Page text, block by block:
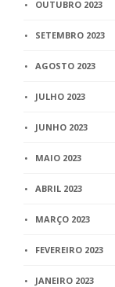
OUTUBRO 2023
SETEMBRO 2023
AGOSTO 2023
JULHO 2023
JUNHO 2023
MAIO 2023
ABRIL 2023
MARÇO 2023
FEVEREIRO 2023
JANEIRO 2023